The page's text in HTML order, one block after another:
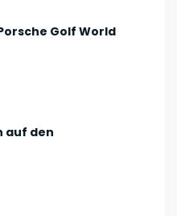
Golf World
auf den